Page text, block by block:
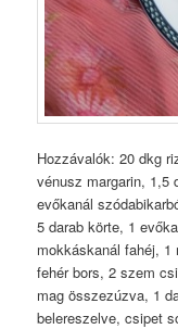
Hozzávalók: 20 dkg
vénusz margarin, 1,5
evőkanál
5 darab körte, 1
mokkáskanál fahéj,
fehér bors, 2 szem
mag összezúzva, 1
belereszelve, csipet